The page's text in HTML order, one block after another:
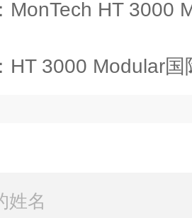
MonTech HT 3000
HT 3000 Modular国际